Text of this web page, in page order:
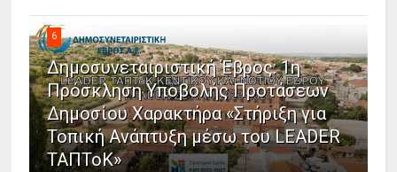
6
Δημοσυνεταιριστική Έβρος: 1η
Πρόσκληση Υποβολής Προτάσεων
Δημοσίου Χαρακτήρα «Στήριξη για
Τοπική Ανάπτυξη μέσω του LEADER
ΤΑΠΤοΚ»